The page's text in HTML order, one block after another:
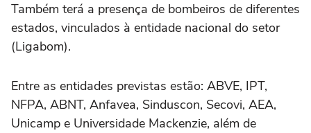
Também terá a presença de bombeiros de diferentes
estados, vinculados à entidade nacional do setor
(Ligabom).
Entre as entidades previstas estão: ABVE, IPT,
NFPA, ABNT, Anfavea, Sinduscon, Secovi, AEA,
Unicamp e Universidade Mackenzie, além de